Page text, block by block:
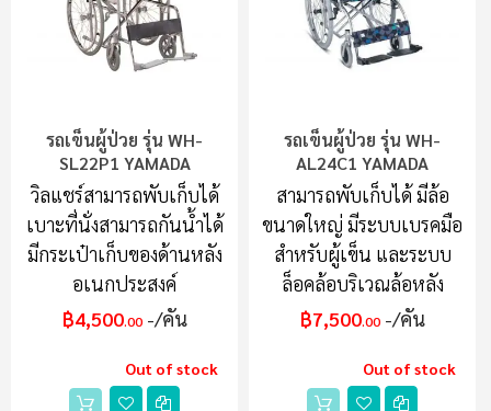
รถเข็นผู้ป่วย รุ่น WH-
SL22P1 YAMADA
วิลแชร์สามารถพับเก็บได้
เบาะที่นั่งสามารถกันน้ำได้
มีกระเป๋าเก็บของด้านหลัง
อเนกประสงค์
฿4,500.00 /คัน
Out of stock
รถเข็นผู้ป่วย รุ่น WH-
AL24C1 YAMADA
สามารถพับเก็บได้ มีล้อ
ขนาดใหญ่ มีระบบเบรคมือ
สำหรับผู้เข็น และระบบ
ล็อคล้อบริเวณล้อหลัง
฿7,500.00 /คัน
Out of stock